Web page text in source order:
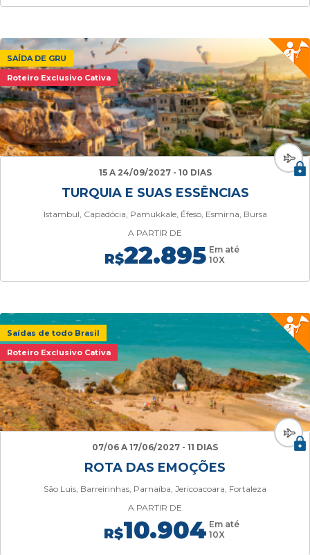
SAÍDA DE GRU
Roteiro Exclusivo Cativa
15 A 24/09/2027 - 10 DIAS
TURQUIA E SUAS ESSÊNCIAS
Istambul, Capadócia, Pamukkale, Éfeso, Esmirna, Bursa
A PARTIR DE
R$22.895 Em até
10X
Saídas de todo Brasil
Roteiro Exclusivo Cativa
07/06 A 17/06/2027 - 11 DIAS
ROTA DAS EMOÇÕES
São Luis, Barreirinhas, Parnaíba, Jericoacoara, Fortaleza
A PARTIR DE
R$10.904 Em até
10X